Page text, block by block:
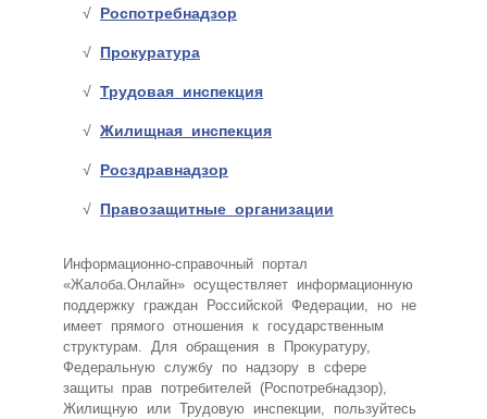
Роспотребнадзор
Прокуратура
Трудовая инспекция
Жилищная инспекция
Росздравнадзор
Правозащитные организации
Информационно-справочный портал
«Жалоба.Онлайн» осуществляет информационную
поддержку граждан Российской Федерации, но не
имеет прямого отношения к государственным
структурам. Для обращения в Прокуратуру,
Федеральную службу по надзору в сфере
защиты прав потребителей (Роспотребнадзор),
Жилищную или Трудовую инспекции, пользуйтесь